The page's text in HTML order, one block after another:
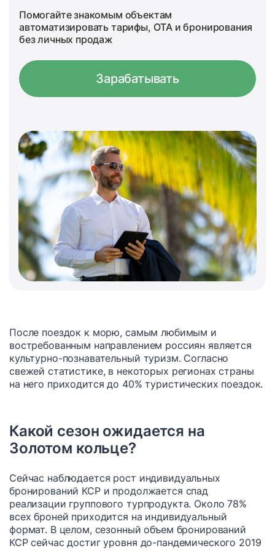
Помогайте знакомым объектам
автоматизировать тарифы, OTA и бронирования
без личных продаж
Зарабатывать
После поездок к морю, самым любимым и
востребованным направлением россиян является
культурно-познавательный туризм. Согласно
свежей статистике, в некоторых регионах страны
на него приходится до 40% туристических поездок.
Какой сезон ожидается на
Золотом кольце?
Сейчас наблюдается рост индивидуальных
бронирований КСР и продолжается спад
реализации группового турпродукта. Около 78%
всех броней приходится на индивидуальный
формат. В целом, сезонный объем бронирований
КСР сейчас достиг уровня до-пандемического 2019